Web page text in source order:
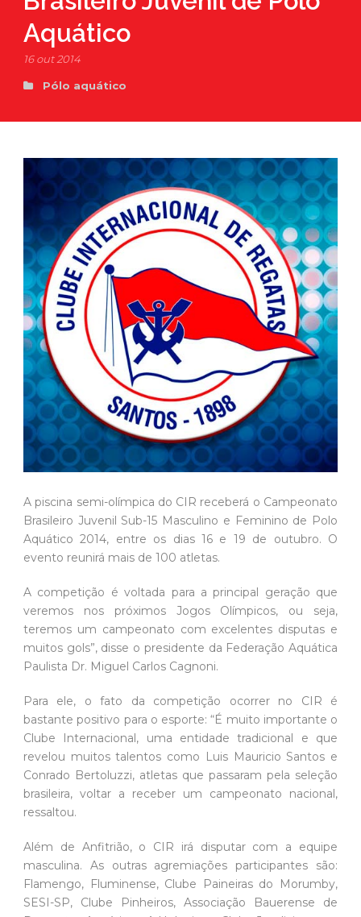
Aquático
16 out 2014
Pólo aquático
A piscina semi-olímpica do CIR receberá o Campeonato
Brasileiro Juvenil Sub-15 Masculino e Feminino de Polo
Aquático 2014, entre os dias 16 e 19 de outubro. O
evento reunirá mais de 100 atletas.
A competição é voltada para a principal geração que
veremos nos próximos Jogos Olímpicos, ou seja,
teremos um campeonato com excelentes disputas e
muitos gols”, disse o presidente da Federação Aquática
Paulista Dr. Miguel Carlos Cagnoni.
Para ele, o fato da competição ocorrer no CIR é
bastante positivo para o esporte: “É muito importante o
Clube Internacional, uma entidade tradicional e que
revelou muitos talentos como Luis Mauricio Santos e
Conrado Bertoluzzi, atletas que passaram pela seleção
brasileira, voltar a receber um campeonato nacional,
ressaltou.
Além de Anfitrião, o CIR irá disputar com a equipe
masculina. As outras agremiações participantes são:
Flamengo, Fluminense, Clube Paineiras do Morumby,
SESI-SP, Clube Pinheiros, Associação Bauerense de